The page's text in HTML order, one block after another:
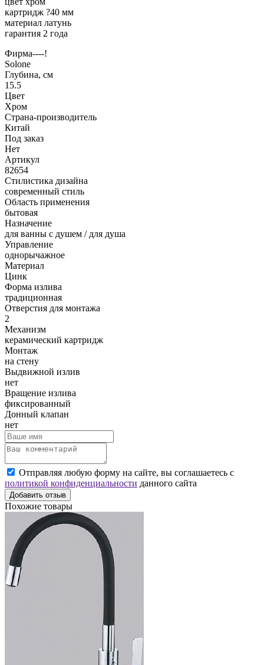
картридж ?40 мм
материал латунь
гарантия 2 года
Фирма----!
Solone
Глубина, см
15.5
Цвет
Хром
Страна-производитель
Китай
Под заказ
Нет
Артикул
82654
Стилистика дизайна
современный стиль
Область применения
бытовая
Назначение
для ванны с душем / для душа
Управление
однорычажное
Материал
Цинк
Форма излива
традиционная
Отверстия для монтажа
2
Механизм
керамический картридж
Монтаж
на стену
Выдвижной излив
нет
Вращение излива
фиксированный
Донный клапан
нет
Отправляя любую форму на сайте, вы соглашаетесь с
политикой конфиденциальности данного сайта
Добавить отзыв
Похожие товары